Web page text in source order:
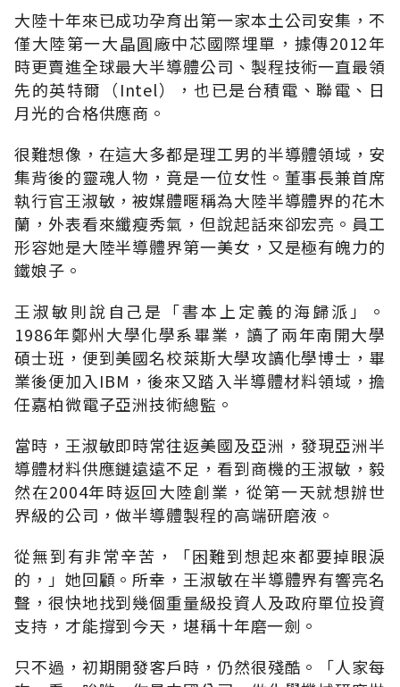
大陸十年來已成功孕育出第一家本土公司安集，不
僅大陸第一大晶圓廠中芯國際埋單，據傳2012年
時更賣進全球最大半導體公司、製程技術一直最領
先的英特爾（Intel），也已是台積電、聯電、日
月光的合格供應商。
很難想像，在這大多都是理工男的半導體領域，安
集背後的靈魂人物，竟是一位女性。董事長兼首席
執行官王淑敏，被媒體暱稱為大陸半導體界的花木
蘭，外表看來纖瘦秀氣，但說起話來卻宏亮。員工
形容她是大陸半導體界第一美女，又是極有魄力的
鐵娘子。
王淑敏則說自己是「書本上定義的海歸派」。
1986年鄭州大學化學系畢業，讀了兩年南開大學
碩士班，便到美國名校萊斯大學攻讀化學博士，畢
業後便加入IBM，後來又踏入半導體材料領域，擔
任嘉柏微電子亞洲技術總監。
當時，王淑敏即時常往返美國及亞洲，發現亞洲半
導體材料供應鏈遠遠不足，看到商機的王淑敏，毅
然在2004年時返回大陸創業，從第一天就想辦世
界級的公司，做半導體製程的高端研磨液。
從無到有非常辛苦，「困難到想起來都要掉眼淚
的，」她回顧。所幸，王淑敏在半導體界有響亮名
聲，很快地找到幾個重量級投資人及政府單位投資
支持，才能撐到今天，堪稱十年磨一劍。
只不過，初期開發客戶時，仍然很殘酷。「人家每